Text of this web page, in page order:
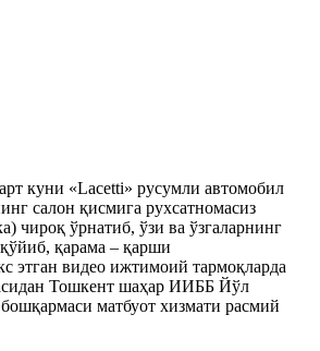
куни «Lacetti» русумли автомобил
салон қисмига рухсатномасиз
чироқ ўрнатиб, ўзи ва ўзгаларнинг
қарама – қарши
этган видео ижтимоий тармоқларда
Тошкент шаҳар ИИББ Йўл
матбуот хизмати расмий